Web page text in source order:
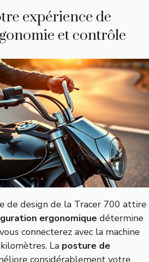
expérience de
et contrôle
de design de la Tracer 700 attire
ergonomique détermine
connecterez avec la machine
La posture de